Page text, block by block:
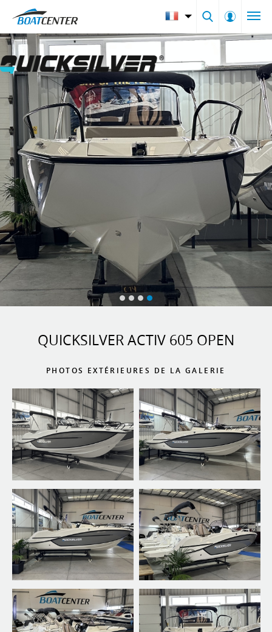
QUICKSILVER ACTIV 605 OPEN
PHOTOS EXTÉRIEURES DE LA GALERIE